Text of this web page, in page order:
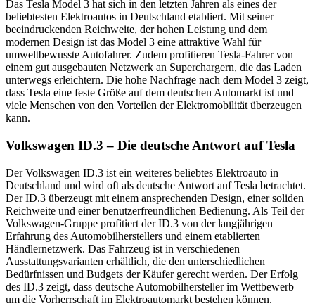
Das Tesla Model 3 hat sich in den letzten Jahren als eines der
beliebtesten Elektroautos in Deutschland etabliert. Mit seiner
beeindruckenden Reichweite, der hohen Leistung und dem
modernen Design ist das Model 3 eine attraktive Wahl für
umweltbewusste Autofahrer. Zudem profitieren Tesla-Fahrer von
einem gut ausgebauten Netzwerk an Superchargern, die das Laden
unterwegs erleichtern. Die hohe Nachfrage nach dem Model 3 zeigt,
dass Tesla eine feste Größe auf dem deutschen Automarkt ist und
viele Menschen von den Vorteilen der Elektromobilität überzeugen
kann.
Volkswagen ID.3 – Die deutsche Antwort auf Tesla
Der Volkswagen ID.3 ist ein weiteres beliebtes Elektroauto in
Deutschland und wird oft als deutsche Antwort auf Tesla betrachtet.
Der ID.3 überzeugt mit einem ansprechenden Design, einer soliden
Reichweite und einer benutzerfreundlichen Bedienung. Als Teil der
Volkswagen-Gruppe profitiert der ID.3 von der langjährigen
Erfahrung des Automobilherstellers und einem etablierten
Händlernetzwerk. Das Fahrzeug ist in verschiedenen
Ausstattungsvarianten erhältlich, die den unterschiedlichen
Bedürfnissen und Budgets der Käufer gerecht werden. Der Erfolg
des ID.3 zeigt, dass deutsche Automobilhersteller im Wettbewerb
um die Vorherrschaft im Elektroautomarkt bestehen können.